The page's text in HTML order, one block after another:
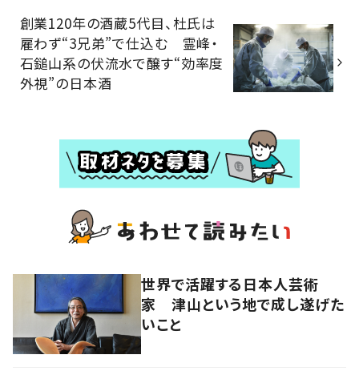
創業120年の酒蔵5代目、杜氏は
雇わず“3兄弟”で仕込む 霊峰・
石鎚山系の伏流水で醸す“効率度
外視”の日本酒
世界で活躍する日本人芸術
家 津山という地で成し遂げた
いこと